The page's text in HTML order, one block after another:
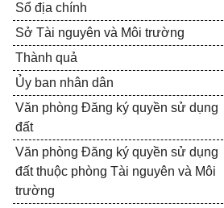
Sổ địa chính
Sở Tài nguyên và Môi trường
Thành quả
Ủy ban nhân dân
Văn phòng Đăng ký quyền sử dụng
đất
Văn phòng Đăng ký quyền sử dụng
đất thuộc phòng Tài nguyên và Môi
trường